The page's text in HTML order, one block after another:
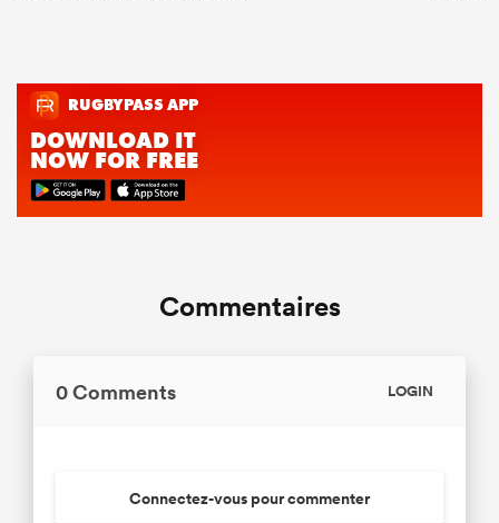
Commentaires
0 Comments LOGIN
Connectez-vous pour commenter